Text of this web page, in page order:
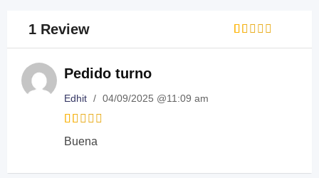
1 Review
Rated
1
Pedido turno
Edhit / 04/09/2025 @11:09 am
Rated
1
Buena